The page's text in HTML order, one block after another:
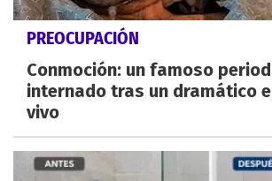
PREOCUPACIÓN
Conmoción: un famoso
internado tras un dramático
vivo